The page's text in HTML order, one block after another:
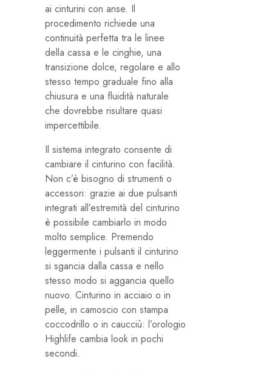
ai cinturini con anse. Il
procedimento richiede una
continuità perfetta tra le linee
della cassa e le cinghie, una
transizione dolce, regolare e allo
stesso tempo graduale fino alla
chiusura e una fluidità naturale
che dovrebbe risultare quasi
impercettibile.
Il sistema integrato consente di
cambiare il cinturino con facilità.
Non c’è bisogno di strumenti o
accessori: grazie ai due pulsanti
integrati all’estremità del cinturino
è possibile cambiarlo in modo
molto semplice. Premendo
leggermente i pulsanti il cinturino
si sgancia dalla cassa e nello
stesso modo si aggancia quello
nuovo. Cinturino in acciaio o in
pelle, in camoscio con stampa
coccodrillo o in caucciù: l’orologio
Highlife cambia look in pochi
secondi.